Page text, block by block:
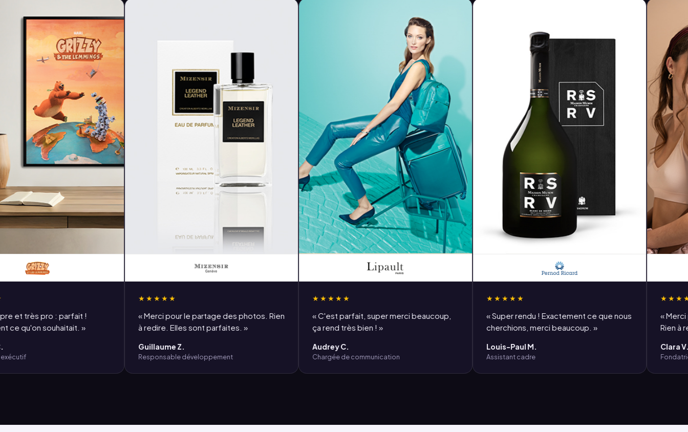
très pro : parfait !
souhaitait. »
★★★★★
« Merci pour le partage des photos. Rien
à redire. Elles sont parfaites. »
Guillaume Z.
Responsable développement
★★★★★
« C'est parfait, super merci beaucoup,
ça rend très bien ! »
Audrey C.
Chargée de communication
★★★★★
« Super rendu ! Exactement ce que nous
cherchions, merci beaucoup. »
Louis-Paul M.
Assistant cadre
★★★★★
« Merci
Rien à
Clara V.
Fondatrice